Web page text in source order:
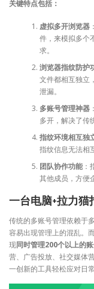
关键特点包括：
虚拟多开浏览器
件，来模拟多个
求。
浏览器指纹防护
文件都相互独立
泄漏。
多账号管理神器
多开，解决了传
指纹环境相互独
指纹信息无法相
团队协作功能：
其他成员，方便
一台电脑+拉力猫
传统的多账号管理依赖于
容易出现管理上的混乱。
现同时管理200个以上的
营、广告投放、社交媒体
一创新的工具轻松应对日